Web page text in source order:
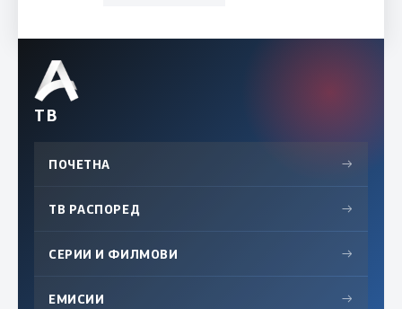
ТВ
ПОЧЕТНА →
ТВ РАСПОРЕД →
СЕРИИ И ФИЛМОВИ →
ЕМИСИИ →